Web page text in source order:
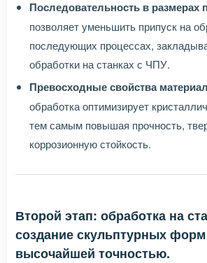
Последовательность в размерах
позволяет уменьшить припуск на
последующих процессах,
обработки на станках с ЧПУ.
Превосходные свойства
обработка оптимизирует
тем самым повышая прочность,
коррозионную стойкость.
Второй этап: обработка на
создание скульптурных
высочайшей точностью.